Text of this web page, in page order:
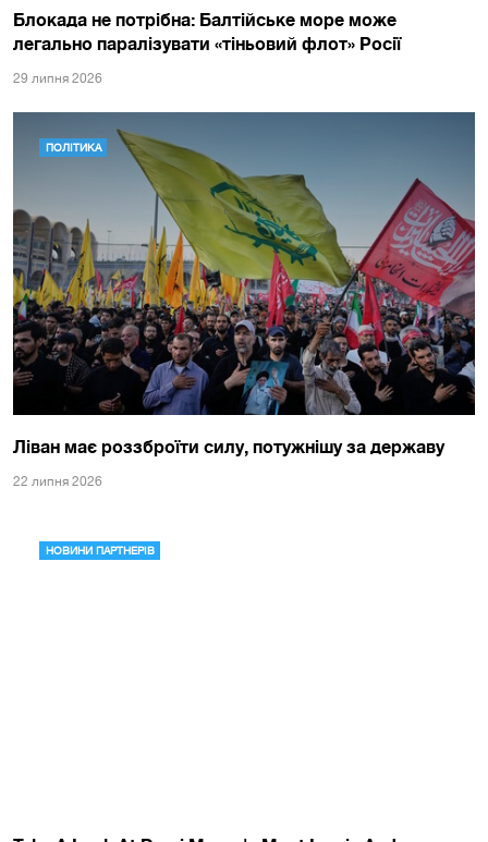
Блокада не потрібна: Балтійське море може
легально паралізувати «тіньовий флот» Росії
29 липня 2026
ПОЛІТИКА
Ліван має роззброїти силу, потужнішу за державу
22 липня 2026